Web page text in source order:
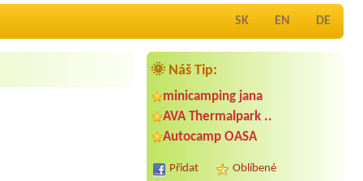
SK EN DE
🌞 Náš Tip:
minicamping jana
AVA Thermalpark ..
Autocamp OASA
Přidat Oblíbené